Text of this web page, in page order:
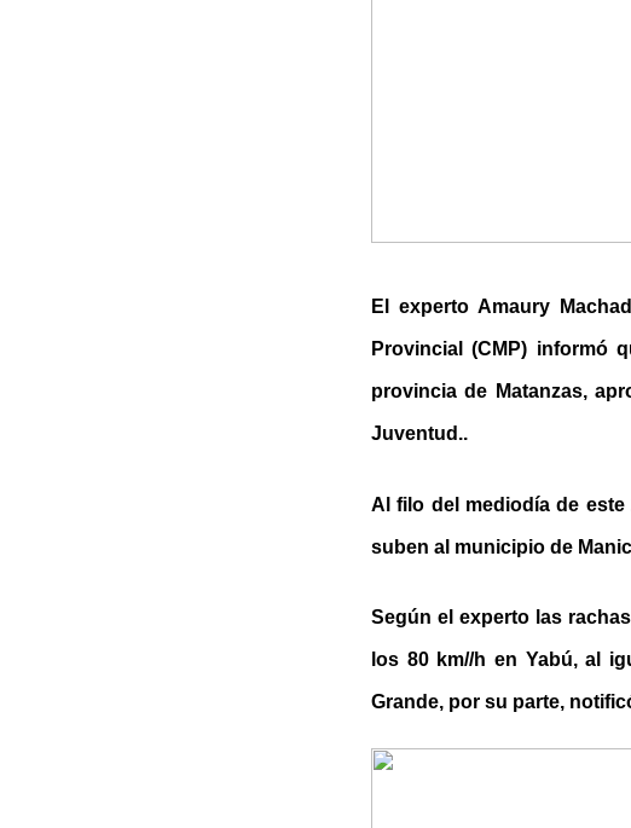
El experto Amaury
Provincial (CMP) informó
provincia de Matanzas,
Juventud..
Al filo del mediodía de
suben al municipio de
Según el experto las
los 80 km//h en Yabú, al
Grande, por su parte,